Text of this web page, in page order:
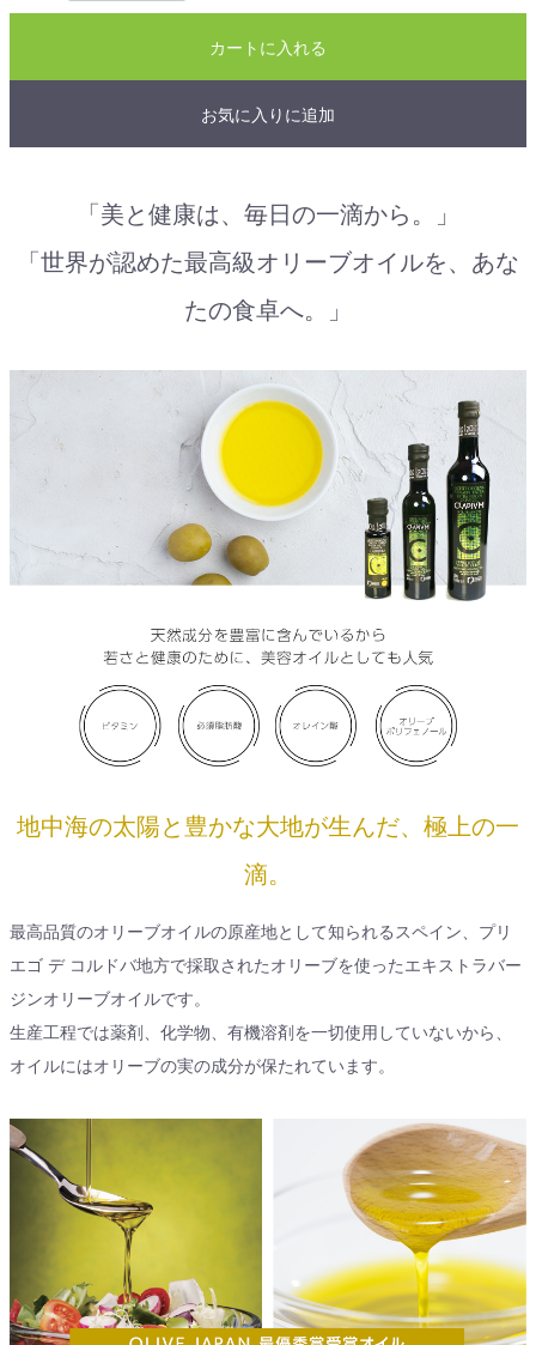
カートに入れる
お気に入りに追加
「美と健康は、毎日の一滴から。」
「世界が認めた最高級オリーブオイルを、あな
たの食卓へ。」
地中海の太陽と豊かな大地が生んだ、極上の一
滴。
最高品質のオリーブオイルの原産地として知られるスペイン、プリ
エゴ デ コルドバ地方で採取されたオリーブを使ったエキストラバー
ジンオリーブオイルです。
生産工程では薬剤、化学物、有機溶剤を一切使用していないから、
オイルにはオリーブの実の成分が保たれています。